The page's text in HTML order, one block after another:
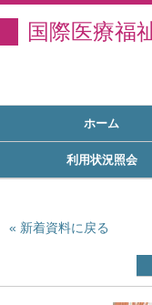
国際医療福
ホーム
利用状況照会
新着資料に戻る